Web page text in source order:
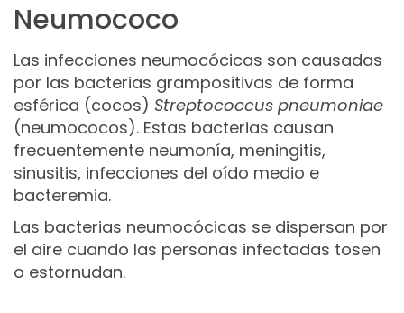
Neumococo
Las infecciones neumocócicas son causadas
por las bacterias grampositivas de forma
esférica (cocos) Streptococcus pneumoniae
(neumococos). Estas bacterias causan
frecuentemente neumonía, meningitis,
sinusitis, infecciones del oído medio e
bacteremia.
Las bacterias neumocócicas se dispersan por
el aire cuando las personas infectadas tosen
o estornudan.